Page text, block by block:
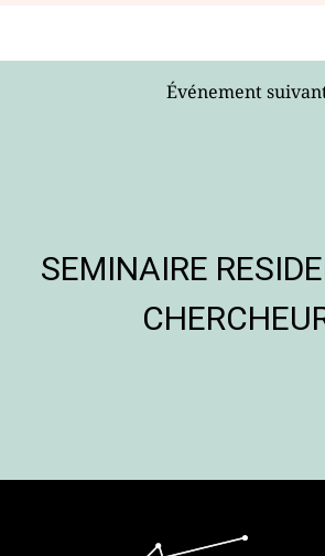
Événement
SEMINAIRE